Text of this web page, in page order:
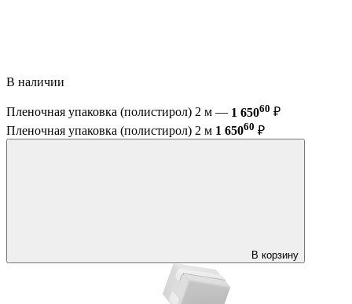
В наличии
Пленочная упаковка (полистирол) 2 м — 1 65060 ₽
Пленочная упаковка (полистирол) 2 м 1 65060 ₽
В корзину